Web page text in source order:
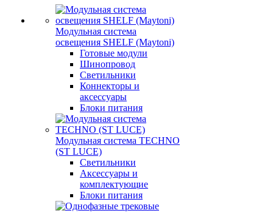
Модульная система
освещения SHELF (Maytoni)
Готовые модули
Шинопровод
Светильники
Коннекторы и
аксессуары
Блоки питания
Модульная система TECHNO
(ST LUCE)
Светильники
Аксессуары и
комплектующие
Блоки питания